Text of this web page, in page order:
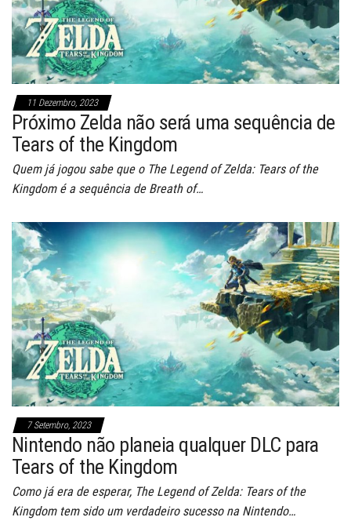
11 Dezembro, 2023
Próximo Zelda não será uma sequência de
Tears of the Kingdom
Quem já jogou sabe que o The Legend of Zelda: Tears of the
Kingdom é a sequência de Breath of…
7 Setembro, 2023
Nintendo não planeia qualquer DLC para
Tears of the Kingdom
Como já era de esperar, The Legend of Zelda: Tears of the
Kingdom tem sido um verdadeiro sucesso na Nintendo…